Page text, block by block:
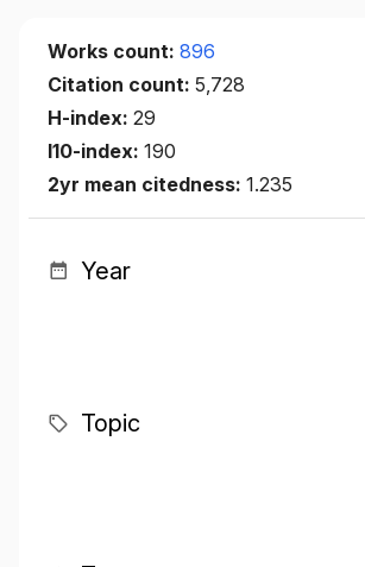
Works count: 896
Citation count: 5,728
H-index: 29
I10-index: 190
2yr mean citedness: 1.235
Year
Topic